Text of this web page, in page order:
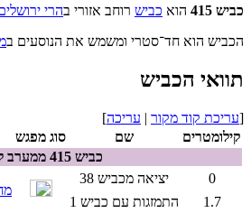
כביש 415 הוא כביש רוחב אזורי בהרי
הכביש הוא חד־סטרי ומשמש את הנוסעים ב
תוואי הכביש
[עריכת קוד מקור | עריכה]
קילומטרים
שם סוג מפגש
כביש 415 ממערב למזרח
0
יציאה מכביש 38
1.7
התמזגות עם כביש 1